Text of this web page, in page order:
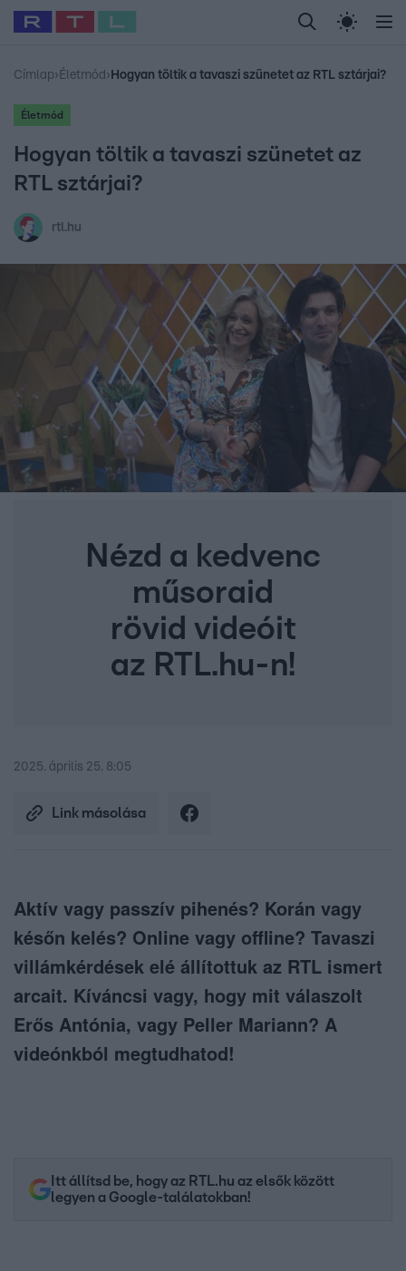
Legfrissebb RTL Híradó Randi Celeb vagyok,
Babits Marcella Most Wanted Gallusz
Címlap› Életmód › Hogyan töltik a tavaszi szünetet az RTL sztárjai?
Életmód
Hogyan töltik a tavaszi szünetet az
RTL sztárjai?
rtl.hu
Nézd a kedvenc
műsoraid
rövid videóit
az RTL.hu-n!
2025. április 25. 8:05
Link másolása
Aktív vagy passzív pihenés? Korán vagy
későn kelés? Online vagy offline? Tavaszi
villámkérdések elé állítottuk az RTL ismert
arcait. Kíváncsi vagy, hogy mit válaszolt
Erős Antónia, vagy Peller Mariann? A
videónkból megtudhatod!
Itt állítsd be, hogy az RTL.hu az elsők között
legyen a Google-találatokban!